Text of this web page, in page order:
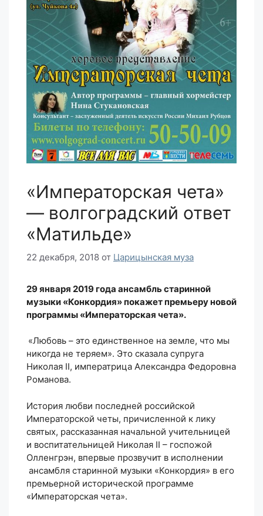
«Императорская чета»
— волгоградский ответ
«Матильде»
22 декабря, 2018 от Царицынская муза
29 января 2019 года ансамбль старинной
музыки «Конкордия» покажет премьеру новой
программы «Императорская чета».
«Любовь – это единственное на земле, что мы
никогда не теряем». Это сказала супруга
Николая II, императрица Александра Федоровна
Романова.
История любви последней российской
Императорской четы, причисленной к лику
святых, рассказанная начальной учительницей
и воспитательницей Николая II – госпожой
Олленгрэн, впервые прозвучит в исполнении
ансамбля старинной музыки «Конкордия» в его
премьерной исторической программе
«Императорская чета».